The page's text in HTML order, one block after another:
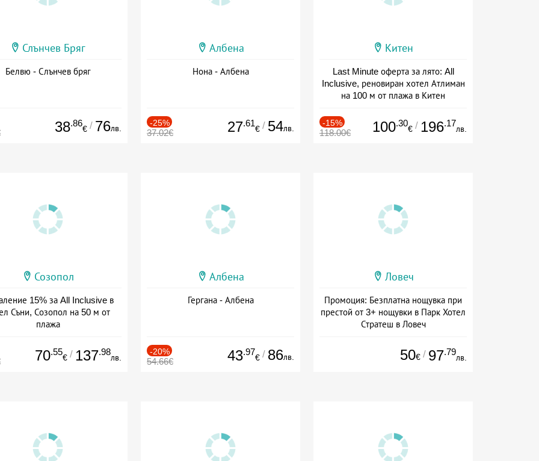
Слънчев Бряг
Белвю - Слънчев бряг
38.86
€ / 76лв.
Албена
Нона - Албена
-25%
37.02€ 27.61
€ / 54лв.
Китен
Last Minute оферта за лято: All
Inclusive, реновиран хотел Атлиман
на 100 м от плажа в Китен
-15%
118.00€ 100.30
€ / 196.17
лв.
Созопол
15% за All Inclusive в
Съни, Созопол на 50 м от
плажа
70.55
€ / 137.98
лв.
Албена
Гергана - Албена
-20%
54.66€ 43.97
€ / 86лв.
Ловеч
Промоция: Безплатна нощувка при
престой от 3+ нощувки в Парк Хотел
Стратеш в Ловеч
50€ / 97.79
лв.